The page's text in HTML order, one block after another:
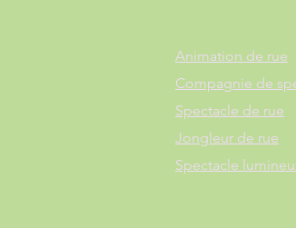
Animation de rue
Compagnie de
Spectacle de rue
Jongleur de rue
Spectacle